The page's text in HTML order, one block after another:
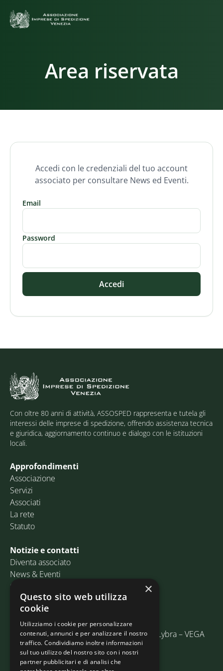
Area riservata
Accedi con le credenziali del tuo account
associato per consultare News ed Eventi.
Email
Password
Accedi
Con oltre 80 anni di attività, ASSOSPED rappresenta e tutela gli
interessi delle imprese di spedizione, offrendo assistenza tecnica
e giuridica, aggiornamento continuo e dialogo con le istituzioni
locali.
Approfondimenti
Associazione
Servizi
Associati
La rete
Statuto
Notizie e contatti
Diventa associato
News & Eventi
Contatti
Email:info@assosped.it
PEC: assospedvenezia@pec.fedespedi.it
Indirizzo: Via delle Industrie, 19/C Edificio Lybra – VEGA
30175 Marghera (VE)
×
Questo sito web utilizza
cookie
Utilizziamo i cookie per personalizzare
contenuti, annunci e per analizzare il nostro
traffico. Condividiamo inoltre informazioni
sul tuo utilizzo del nostro sito con i nostri
partner pubblicitari e di analisi che